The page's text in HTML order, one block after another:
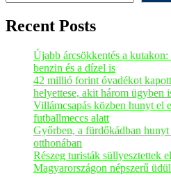
Recent Posts
Újabb árcsökkentés a
benzin és a dízel is
42 millió forint óvadékot
helyettese, akit három ügyben
Villámcsapás közben hunyt el
futballmeccs alatt
Győrben, a fürdőkádban
otthonában
Részeg turisták süllyesztettek
Magyarországon népszerű